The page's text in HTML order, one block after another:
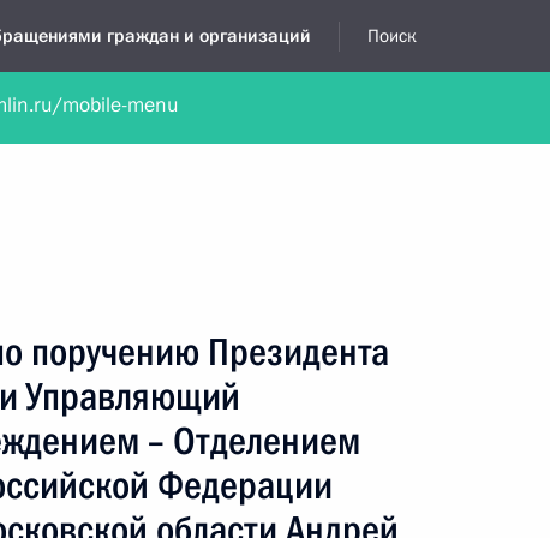
граждан и организаций Поиск
Обратиться в устной форме
поручению Президента
Управляющий
– Отделением
Федерации
mobile-menu